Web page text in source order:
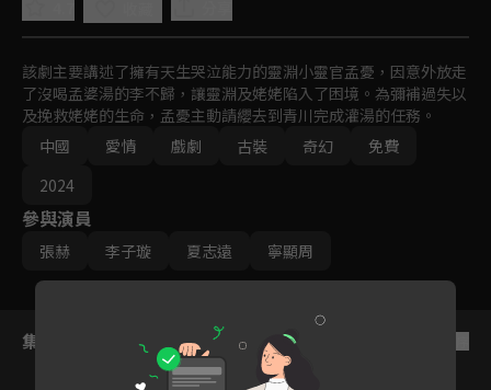
該劇主要講述了擁有天生哭泣能力的靈淵小靈官孟憂，因意外放走
了沒喝孟婆湯的李不歸，讓靈淵及姥姥陷入了困境。為彌補過失以
及挽救姥姥的生命，孟憂主動請纓去到青川完成灌湯的任務。
中國
愛情 戲劇 古裝 奇幻
免費
2024
參與演員
張赫 李子璇 夏志遠 寧顯周
集數列表